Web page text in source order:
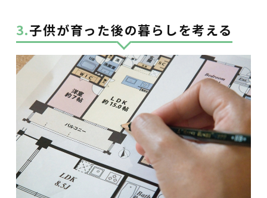
3.子供が育った後の暮らしを考える